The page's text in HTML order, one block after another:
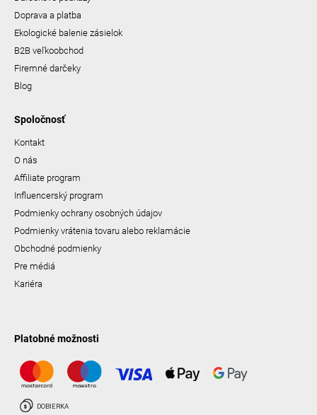
Doprava a platba
Ekologické balenie zásielok
B2B veľkoobchod
Firemné darčeky
Blog
Spoločnosť
Kontakt
O nás
Affiliate program
Influencerský program
Podmienky ochrany osobných údajov
Podmienky vrátenia tovaru alebo reklamácie
Obchodné podmienky
Pre médiá
Kariéra
Platobné možnosti